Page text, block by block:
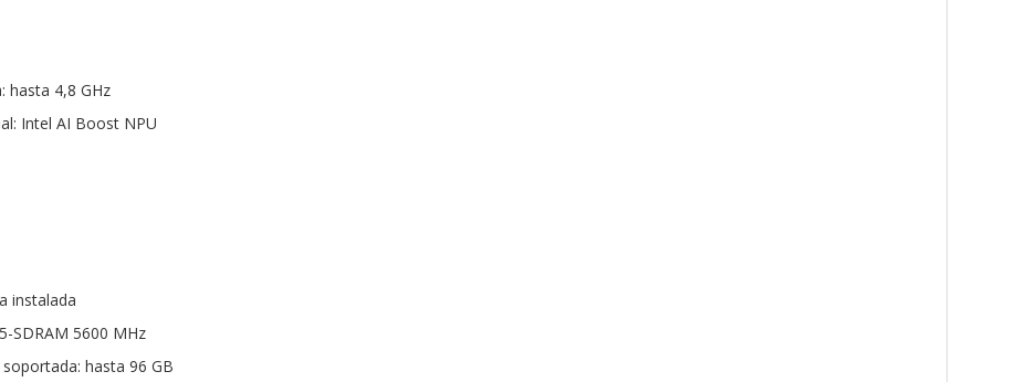
hasta 4,8 GHz
Intel AI Boost NPU
instalada
SDRAM 5600 MHz
hasta 96 GB